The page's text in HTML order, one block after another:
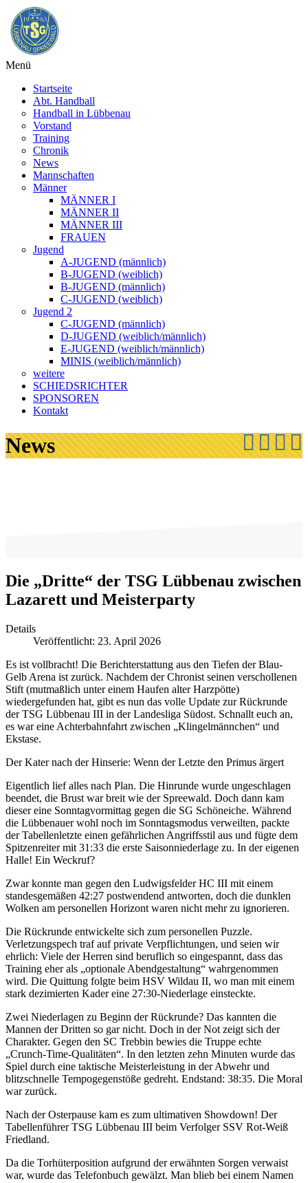
Menü
Startseite
Abt. Handball
Handball in Lübbenau
Vorstand
Training
Chronik
News
Mannschaften
Männer
MÄNNER I
MÄNNER II
MÄNNER III
FRAUEN
Jugend
A-JUGEND (männlich)
B-JUGEND (weiblich)
B-JUGEND (männlich)
C-JUGEND (weiblich)
Jugend 2
C-JUGEND (männlich)
D-JUGEND (weiblich/männlich)
E-JUGEND (weiblich/männlich)
MINIS (weiblich/männlich)
weitere
SCHIEDSRICHTER
SPONSOREN
Kontakt
News
Die „Dritte“ der TSG Lübbenau zwischen
Lazarett und Meisterparty
Details
Veröffentlicht: 23. April 2026
Es ist vollbracht! Die Berichterstattung aus den Tiefen der Blau-
Gelb Arena ist zurück. Nachdem der Chronist seinen verschollenen
Stift (mutmaßlich unter einem Haufen alter Harzpötte)
wiedergefunden hat, gibt es nun das volle Update zur Rückrunde
der TSG Lübbenau III in der Landesliga Südost. Schnallt euch an,
es war eine Achterbahnfahrt zwischen „Klingelmännchen“ und
Ekstase.
Der Kater nach der Hinserie: Wenn der Letzte den Primus ärgert
Eigentlich lief alles nach Plan. Die Hinrunde wurde ungeschlagen
beendet, die Brust war breit wie der Spreewald. Doch dann kam
dieser eine Sonntagvormittag gegen die SG Schöneiche. Während
die Lübbenauer wohl noch im Sonntagsmodus verweilten, packte
der Tabellenletzte einen gefährlichen Angriffsstil aus und fügte dem
Spitzenreiter mit 31:33 die erste Saisonniederlage zu. In der eigenen
Halle! Ein Weckruf?
Zwar konnte man gegen den Ludwigsfelder HC III mit einem
standesgemäßen 42:27 postwendend antworten, doch die dunklen
Wolken am personellen Horizont waren nicht mehr zu ignorieren.
Die Rückrunde entwickelte sich zum personellen Puzzle.
Verletzungspech traf auf private Verpflichtungen, und seien wir
ehrlich: Viele der Herren sind beruflich so eingespannt, dass das
Training eher als „optionale Abendgestaltung“ wahrgenommen
wird. Die Quittung folgte beim HSV Wildau II, wo man mit einem
stark dezimierten Kader eine 27:30-Niederlage einsteckte.
Zwei Niederlagen zu Beginn der Rückrunde? Das kannten die
Mannen der Dritten so gar nicht. Doch in der Not zeigt sich der
Charakter. Gegen den SC Trebbin bewies die Truppe echte
„Crunch-Time-Qualitäten“. In den letzten zehn Minuten wurde das
Spiel durch eine taktische Meisterleistung in der Abwehr und
blitzschnelle Tempogegenstöße gedreht. Endstand: 38:35. Die Moral
war zurück.
Nach der Osterpause kam es zum ultimativen Showdown! Der
Tabellenführer TSG Lübbenau III beim Verfolger SSV Rot-Weiß
Friedland.
Da die Torhüterposition aufgrund der erwähnten Sorgen verwaist
war, wurde das Telefonbuch gewälzt. Man blieb bei einem Namen